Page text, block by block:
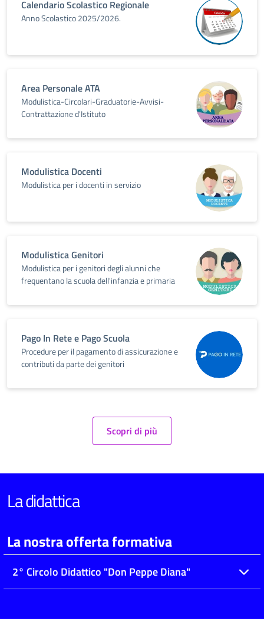
Calendario Scolastico Regionale
Anno Scolastico 2025/2026.
Area Personale ATA
Modulistica-Circolari-Graduatorie-Avvisi-
Contrattazione d'Istituto
Modulistica Docenti
Modulistica per i docenti in servizio
Modulistica Genitori
Modulistica per i genitori degli alunni che
frequentano la scuola dell'infanzia e primaria
Pago In Rete e Pago Scuola
Procedure per il pagamento di assicurazione e
contributi da parte dei genitori
Scopri di più
La didattica
La nostra offerta formativa
2° Circolo Didattico "Don Peppe Diana"